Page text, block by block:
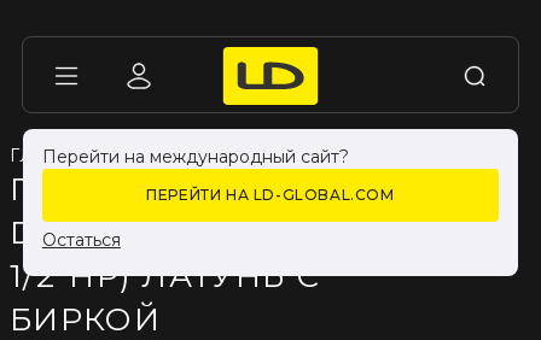
Перейти на международный сайт?
ПЕРЕЙТИ НА LD-GLOBAL.COM
Остаться
ГЛАВНАЯ КАТАЛОГ ПРОДУКЦИИ
ПЕРЕХОД LD PRIDE
DN50Х40 (2"ВР Х 1
1/2"НР) ЛАТУНЬ С
БИРКОЙ
ГЛАВНАЯ КАТАЛОГ ПРОДУКЦИИ